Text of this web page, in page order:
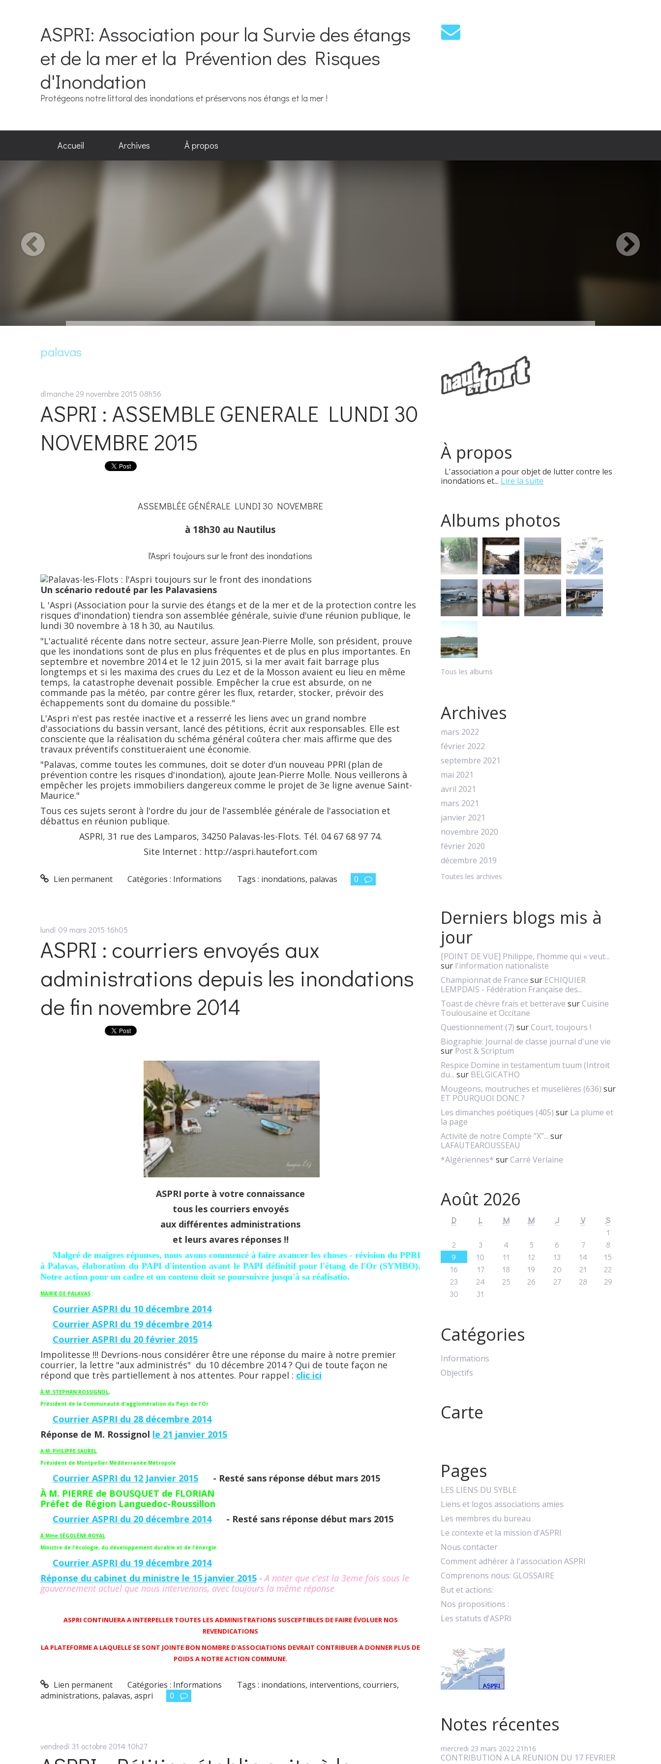
ASPRI: Association pour la Survie des étangs
et de la mer et la Prévention des Risques
d'Inondation
Protégeons notre littoral des inondations et préservons nos étangs et la mer !
Accueil Archives À propos
palavas
dimanche 29 novembre 2015 08h56
ASPRI : ASSEMBLE GENERALE LUNDI 30
NOVEMBRE 2015
ASSEMBLÉE GÉNÉRALE LUNDI 30 NOVEMBRE
à 18h30 au Nautilus
l'Aspri toujours sur le front des inondations
Un scénario redouté par les Palavasiens
L 'Aspri (Association pour la survie des étangs et de la mer et de la protection contre les
risques d'inondation) tiendra son assemblée générale, suivie d'une réunion publique, le
lundi 30 novembre à 18 h 30, au Nautilus.
"L'actualité récente dans notre secteur, assure Jean-Pierre Molle, son président, prouve
que les inondations sont de plus en plus fréquentes et de plus en plus importantes. En
septembre et novembre 2014 et le 12 juin 2015, si la mer avait fait barrage plus
longtemps et si les maxima des crues du Lez et de la Mosson avaient eu lieu en même
temps, la catastrophe devenait possible. Empêcher la crue est absurde, on ne
commande pas la météo, par contre gérer les flux, retarder, stocker, prévoir des
échappements sont du domaine du possible."
L'Aspri n'est pas restée inactive et a resserré les liens avec un grand nombre
d'associations du bassin versant, lancé des pétitions, écrit aux responsables. Elle est
consciente que la réalisation du schéma général coûtera cher mais affirme que des
travaux préventifs constitueraient une économie.
"Palavas, comme toutes les communes, doit se doter d'un nouveau PPRI (plan de
prévention contre les risques d'inondation), ajoute Jean-Pierre Molle. Nous veillerons à
empêcher les projets immobiliers dangereux comme le projet de 3e ligne avenue Saint-
Maurice."
Tous ces sujets seront à l'ordre du jour de l'assemblée générale de l'association et
débattus en réunion publique.
ASPRI, 31 rue des Lamparos, 34250 Palavas-les-Flots. Tél. 04 67 68 97 74.
Site Internet : http://aspri.hautefort.com
Lien permanent Catégories : Informations Tags : inondations, palavas 0
lundi 09 mars 2015 16h05
ASPRI : courriers envoyés aux
administrations depuis les inondations
de fin novembre 2014
ASPRI porte à votre connaissance
tous les courriers envoyés
aux différentes administrations
et leurs avares réponses !!
Malgré de maigres réponses, nous avons commencé à faire avancer les choses - révision du PPRI
à Palavas, élaboration du PAPI d'intention avant le PAPI définitif pour l'étang de l'Or (SYMBO).
Notre action pour un cadre et un contenu doit se poursuivre jusqu'à sa réalisatio.
MAIRIE DE PALAVAS :
Courrier ASPRI du 10 décembre 2014
Courrier ASPRI du 19 décembre 2014
Courrier ASPRI du 20 février 2015
Impolitesse !!! Devrions-nous considérer être une réponse du maire à notre premier
courrier, la lettre "aux administrés" du 10 décembre 2014 ? Qui de toute façon ne
répond que très partiellement à nos attentes. Pour rappel : clic ici
À M. STEPHAN ROSSIGNOL,
Président de la Communauté d'agglomération du Pays de l'Or
Courrier ASPRI du 28 décembre 2014
Réponse de M. Rossignol le 21 janvier 2015
A M. PHILIPPE SAUREL
Président de Montpellier Méditerranée Métropole
Courrier ASPRI du 12 Janvier 2015 - Resté sans réponse début mars 2015
À M. PIERRE de BOUSQUET de FLORIAN
Préfet de Région Languedoc-Roussillon
Courrier ASPRI du 20 décembre 2014
- Resté sans réponse début mars 2015
À Mme SÉGOLÈNE ROYAL
Ministre de l'écologie, du développement durable et de l'énergie
Courrier ASPRI du 19 décembre 2014
Réponse du cabinet du ministre le 15 janvier 2015 -A noter que c'est la 3eme fois sous le
gouvernement actuel que nous intervenons, avec toujours la même réponse
ASPRI CONTINUERA A INTERPELLER TOUTES LES ADMINISTRATIONS SUSCEPTIBLES DE FAIRE ÉVOLUER NOS
REVENDICATIONS
LA PLATEFORME A LAQUELLE SE SONT JOINTE BON NOMBRE D'ASSOCIATIONS DEVRAIT CONTRIBUER A DONNER PLUS DE
POIDS A NOTRE ACTION COMMUNE.
Lien permanent Catégories : Informations Tags : inondations, interventions,courriers,
administrations, palavas, aspri 0
vendredi 31 octobre 2014 10h27
À propos
L'association a pour objet de lutter contre les
inondations et... Lire la suite
Albums photos
Tous les albums
Archives
mars 2022
février 2022
septembre 2021
mai 2021
avril 2021
mars 2021
janvier 2021
novembre 2020
février 2020
décembre 2019
Toutes les archives
Derniers blogs mis à
jour
[POINT DE VUE] Philippe, l’homme qui « veut...
sur l'information nationaliste
Championnat de France sur ECHIQUIER
LEMPDAIS - Fédération Française des...
Toast de chèvre frais et betterave sur Cuisine
Toulousaine et Occitane
Questionnement (7) sur Court, toujours !
Biographie: Journal de classe journal d'une vie
sur Post & Scriptum
Respice Domine in testamentum tuum (Introit
du... sur BELGICATHO
Mougeons, moutruches et muselières (636) sur
ET POURQUOI DONC ?
Les dimanches poétiques (405) sur La plume et
la page
Activité de notre Compte ”X”... sur
LAFAUTEAROUSSEAU
*Algériennes* sur Carré Verlaine
Août 2026
D L M M J V
S
1
2
3 4 5 6 7
8
9
10 11 12 13 14
15
16
17 18 19 20 21
22
23
24 25 26 27 28
29
30
31
Catégories
Informations
Objectifs
Carte
Pages
LES LIENS DU SYBLE
Liens et logos associations amies
Les membres du bureau
Le contexte et la mission d'ASPRI
Nous contacter
Comment adhérer à l'association ASPRI
Comprenons nous: GLOSSAIRE
But et actions:
Nos propositions :
Les statuts d'ASPRI
Notes récentes
mercredi 23 mars 2022 21h16
CONTRIBUTION A LA REUNION DU 17 FEVRIER